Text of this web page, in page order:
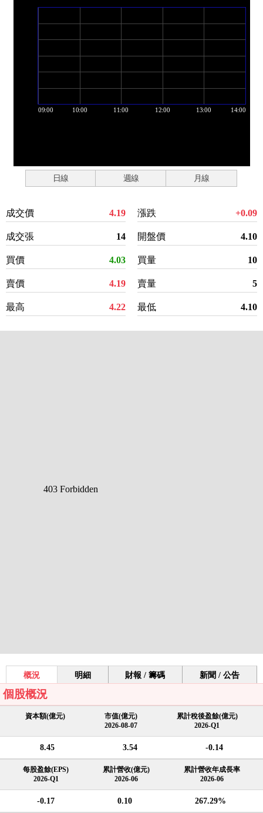
日線 週線 月線
成交價 4.19
成交張 14
買價 4.03
賣價 4.19
最高 4.22
漲跌 +0.09
開盤價 4.10
買量 10
賣量 5
最低 4.10
概況 明細 財報 / 籌碼 新聞 / 公告
個股概況
資本額(億元)
市值(億元)
2026-08-07
累計稅後盈餘(億元)
2026-Q1
8.45 3.54 -0.14
每股盈餘(EPS)
2026-Q1
累計營收(億元)
2026-06
累計營收年成長率
2026-06
-0.17 0.10 267.29%